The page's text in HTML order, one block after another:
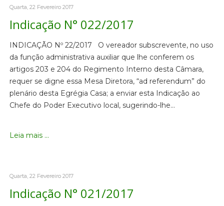
Quarta, 22 Fevereiro 2017
Indicação N° 022/2017
INDICAÇÃO Nº 22/2017 O vereador subscrevente, no uso
da função administrativa auxiliar que lhe conferem os
artigos 203 e 204 do Regimento Interno desta Câmara,
requer se digne essa Mesa Diretora, “ad referendum” do
plenário desta Egrégia Casa; a enviar esta Indicação ao
Chefe do Poder Executivo local, sugerindo-lhe…
Leia mais ...
Quarta, 22 Fevereiro 2017
Indicação N° 021/2017